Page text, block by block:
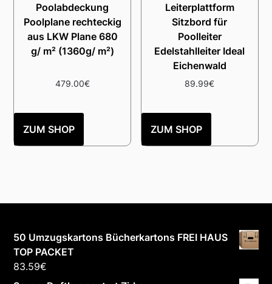
Poolabdeckung
Poolplane rechteckig
aus LKW Plane 680
g/ m² (1360g/ m²)
479.00€
ZUM SHOP
Leiterplattform
Sitzbord für
Poolleiter
Edelstahlleiter Ideal
Eichenwald
89.99€
ZUM SHOP
50 Umzugskartons Bücherkartons FREI HAUS
TOP PACKET
83.59€